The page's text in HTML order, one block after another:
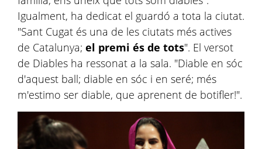
Igualment, ha dedicat el guardó a tota la ciutat.
"Sant Cugat és una de les ciutats més actives
de Catalunya; el premi és de tots". El versot
de Diables ha ressonat a la sala. "Diable en sóc
d'aquest ball; diable en sóc i en seré; més
m'estimo ser diable, que aprenent de botifler!".